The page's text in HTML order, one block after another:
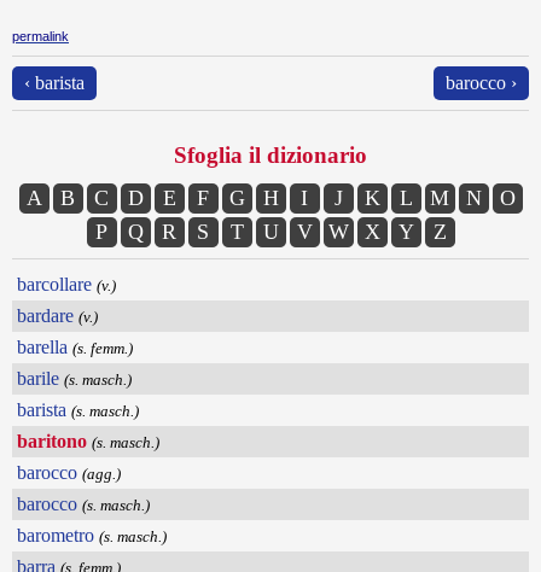
permalink
‹ barista barocco ›
Sfoglia il dizionario
A B C D E F G H I J K L M N
O
P
Q R S T U V W X Y Z
barcollare (v.)
bardare (v.)
barella (s. femm.)
barile (s. masch.)
barista (s. masch.)
baritono (s. masch.)
barocco (agg.)
barocco (s. masch.)
barometro (s. masch.)
barra (s. femm.)